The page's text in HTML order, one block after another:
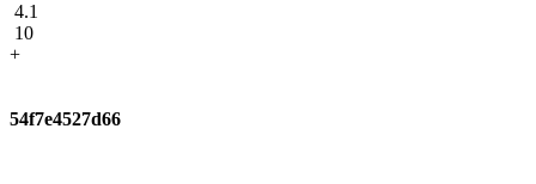
4.1
10
+
54f7e4527d66